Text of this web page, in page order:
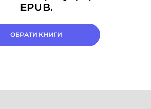
EPUB.
ОБРАТИ КНИГИ